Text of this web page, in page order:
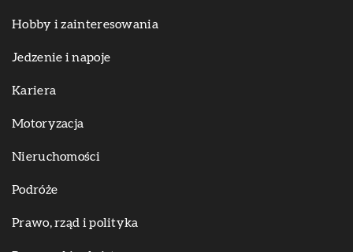
Hobby i zainteresowania
Jedzenie i napoje
Kariera
Motoryzacja
Nieruchomości
Podróże
Prawo, rząd i polityka